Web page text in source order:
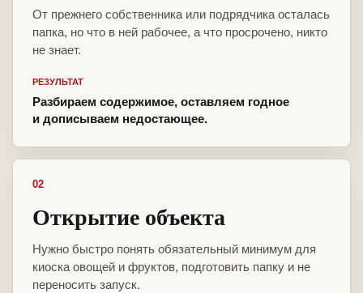
От прежнего собственника или подрядчика осталась
папка, но что в ней рабочее, а что просрочено, никто
не знает.
РЕЗУЛЬТАТ
Разбираем содержимое, оставляем годное
и дописываем недостающее.
02
Открытие объекта
Нужно быстро понять обязательный минимум для
киоска овощей и фруктов, подготовить папку и не
переносить запуск.